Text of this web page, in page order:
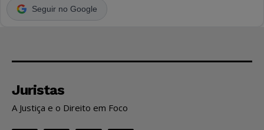
Seguir no Google
Juristas
A Justiça e o Direito em Foco